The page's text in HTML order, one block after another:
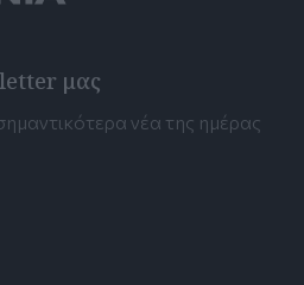
μας
νέα της ημέρας